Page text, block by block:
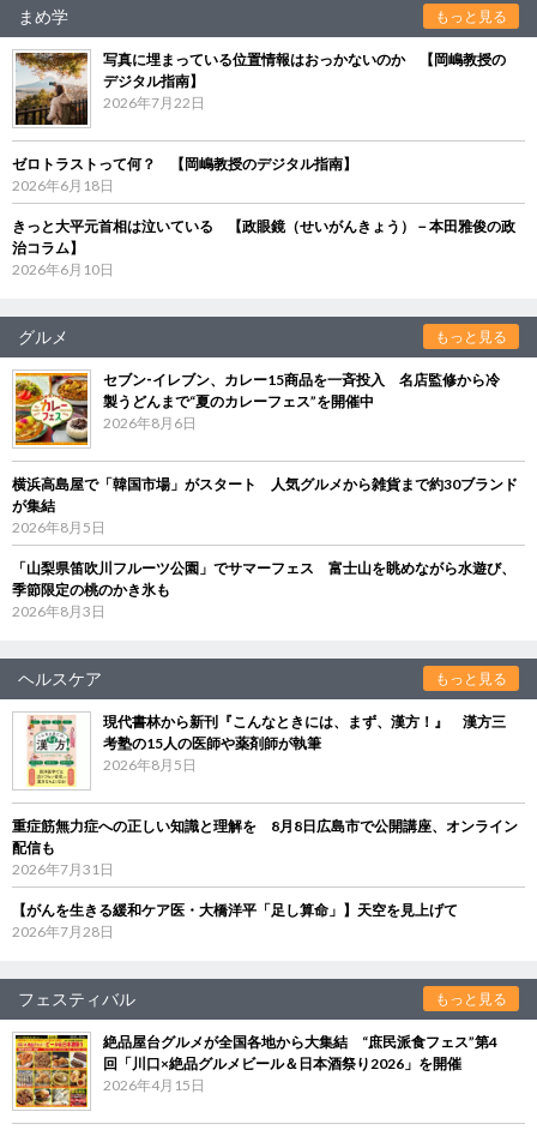
まめ学 もっと見る
写真に埋まっている位置情報はおっかないのか 【岡嶋教授の
デジタル指南】
2026年7月22日
ゼロトラストって何？ 【岡嶋教授のデジタル指南】
2026年6月18日
きっと大平元首相は泣いている 【政眼鏡（せいがんきょう）－本田雅俊の政
治コラム】
2026年6月10日
グルメ もっと見る
セブン‐イレブン、カレー15商品を一斉投入 名店監修から冷
製うどんまで“夏のカレーフェス”を開催中
2026年8月6日
横浜高島屋で「韓国市場」がスタート 人気グルメから雑貨まで約30ブランド
が集結
2026年8月5日
「山梨県笛吹川フルーツ公園」でサマーフェス 富士山を眺めながら水遊び、
季節限定の桃のかき氷も
2026年8月3日
ヘルスケア もっと見る
現代書林から新刊『こんなときには、まず、漢方！』 漢方三
考塾の15人の医師や薬剤師が執筆
2026年8月5日
重症筋無力症への正しい知識と理解を 8月8日広島市で公開講座、オンライン
配信も
2026年7月31日
【がんを生きる緩和ケア医・大橋洋平「足し算命」】天空を見上げて
2026年7月28日
フェスティバル もっと見る
絶品屋台グルメが全国各地から大集結 “庶民派食フェス”第4
回「川口×絶品グルメビール＆日本酒祭り2026」を開催
2026年4月15日